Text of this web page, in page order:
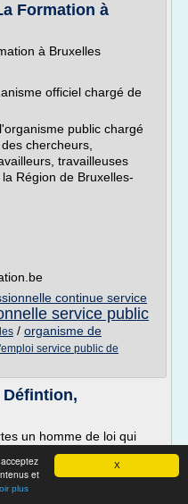
X
et
plus
Formation à
à Bruxelles
officiel chargé de
public chargé
chercheurs,
travailleuses
Région de Bruxelles-
continue service
service public
/ organisme de
service public de
un homme de loi qui
d'avocat en droit
entre un particulier et